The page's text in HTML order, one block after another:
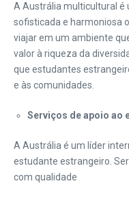
A Austrália multicultural é
sofisticada e harmoniosa
viajar em um ambiente
valor à riqueza da
que estudantes
e às comunidades.
Serviços de apoio ao
A Austrália é um líder
estudante estrangeiro.
com qualidade